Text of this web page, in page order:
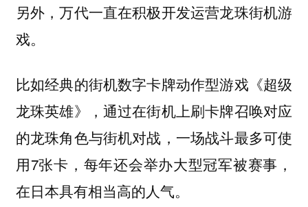
另外，万代一直在积极开发运营龙珠街机游
戏。
比如经典的街机数字卡牌动作型游戏《超级
龙珠英雄》，通过在街机上刷卡牌召唤对应
的龙珠角色与街机对战，一场战斗最多可使
用7张卡，每年还会举办大型冠军被赛事，
在日本具有相当高的人气。